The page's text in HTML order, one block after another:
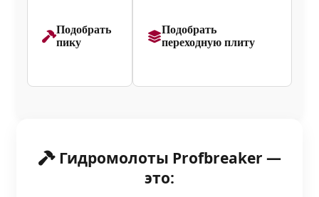
Подобрать
пику
Подобрать
переходную плиту
Гидромолоты Profbreaker —
это: